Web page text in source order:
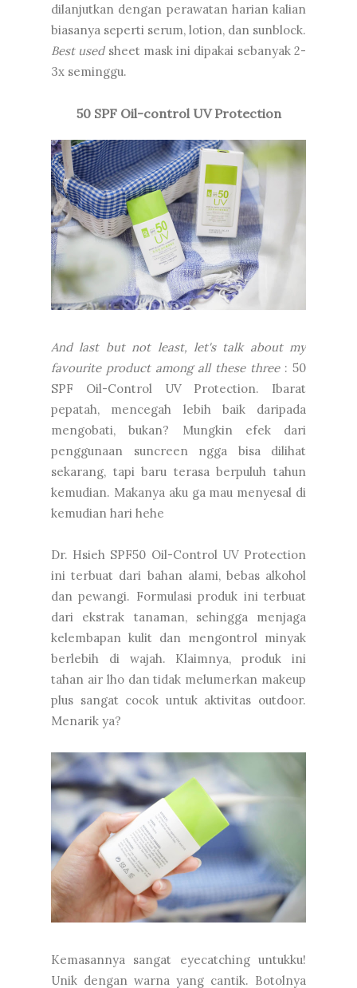
dilanjutkan dengan perawatan harian kalian
biasanya seperti serum, lotion, dan sunblock.
Best usedsheet mask ini dipakai sebanyak 2-
3x seminggu.
50 SPF Oil-control UV Protection
And last but not least, let's talk about my
favourite product among all these three : 50
SPF Oil-Control UV Protection. Ibarat
pepatah, mencegah lebih baik daripada
mengobati, bukan? Mungkin efek dari
penggunaan suncreen ngga bisa dilihat
sekarang, tapi baru terasa berpuluh tahun
kemudian. Makanya aku ga mau menyesal di
kemudian hari hehe
Dr. Hsieh SPF50 Oil-Control UV Protection
ini terbuat dari bahan alami, bebas alkohol
dan pewangi. Formulasi produk ini terbuat
dari ekstrak tanaman, sehingga menjaga
kelembapan kulit dan mengontrol minyak
berlebih di wajah. Klaimnya, produk ini
tahan air lho dan tidak melumerkan makeup
plus sangat cocok untuk aktivitas outdoor.
Menarik ya?
Kemasannya sangat eyecatching untukku!
Unik dengan warna yang cantik. Botolnya